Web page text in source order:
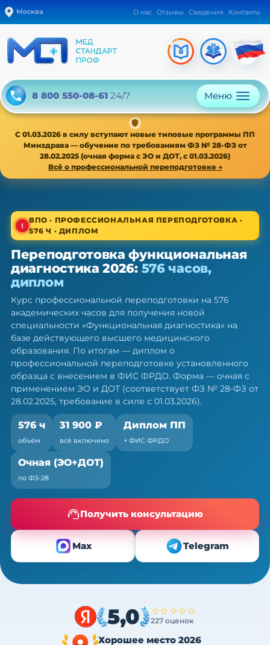
Москва О нас Отзывы Сведения Контакты
8 800 550-08-61 24/7 Меню
С 01.03.2026 в силу вступают новые типовые программы ПП
Минздрава — обучение по требованиям ФЗ № 28-ФЗ от
28.02.2025 (очная форма с ЭО и ДОТ, с 01.03.2026)
Всё о профессиональной переподготовке →
ВПО · новая типовая программа ПП с 01.03.2026
Переподготовка функциональная
диагностика — ПП, 576 ч
Очная форма с ЭО и ДОТ, без отрыва от работы
ВПО · ПРОФЕССИОНАЛЬНАЯ ПЕРЕПОДГОТОВКА ·
576 Ч · ДИПЛОМ
Переподготовка функциональная
диагностика 2026: 576 часов,
диплом
Курс профессиональной переподготовки на 576
академических часов для получения новой
специальности «Функциональная диагностика» на
базе действующего высшего медицинского
образования. По итогам — диплом о
профессиональной переподготовке установленного
образца с внесением в ФИС ФРДО. Форма — очная с
применением ЭО и ДОТ (соответствует ФЗ № 28-ФЗ от
28.02.2025, требование в силе с 01.03.2026).
576 ч
объём
31 900 ₽
всё включено
Диплом ПП
+ ФИС ФРДО
Очная (ЭО+ДОТ)
по ФЗ-28
Получить консультацию
Max Telegram
5,0 227 оценок
Хорошее место 2026